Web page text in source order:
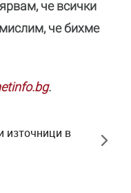
че всички
че бихме
.
източници в